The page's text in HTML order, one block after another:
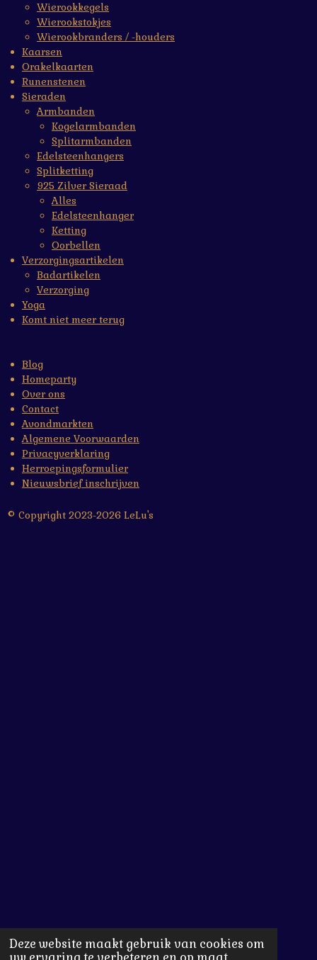
Deze website maakt gebruik van cookies om
Wierookkegels
Wierookstokjes
Wierookbranders / -houders
Kaarsen
Orakelkaarten
Runenstenen
Sieraden
Armbanden
Kogelarmbanden
Splitarmbanden
Edelsteenhangers
Splitketting
925 Zilver Sieraad
Alles
Edelsteenhanger
Ketting
Oorbellen
Verzorgingsartikelen
Badartikelen
Verzorging
Yoga
Komt niet meer terug
Blog
Homeparty
Over ons
Contact
Avondmarkten
Algemene Voorwaarden
Privacyverklaring
Herroepingsformulier
Nieuwsbrief inschrijven
© Copyright 2023-2026 LeLu's